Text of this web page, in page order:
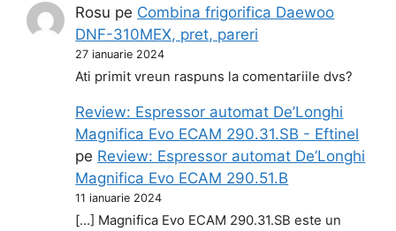
Rosu pe Combina frigorifica Daewoo
DNF-310MEX, pret, pareri
27 ianuarie 2024
Ati primit vreun raspuns la comentariile dvs?
Review: Espressor automat De’Longhi
Magnifica Evo ECAM 290.31.SB - Eftinel
pe Review: Espressor automat De’Longhi
Magnifica Evo ECAM 290.51.B
11 ianuarie 2024
[…] Magnifica Evo ECAM 290.31.SB este un